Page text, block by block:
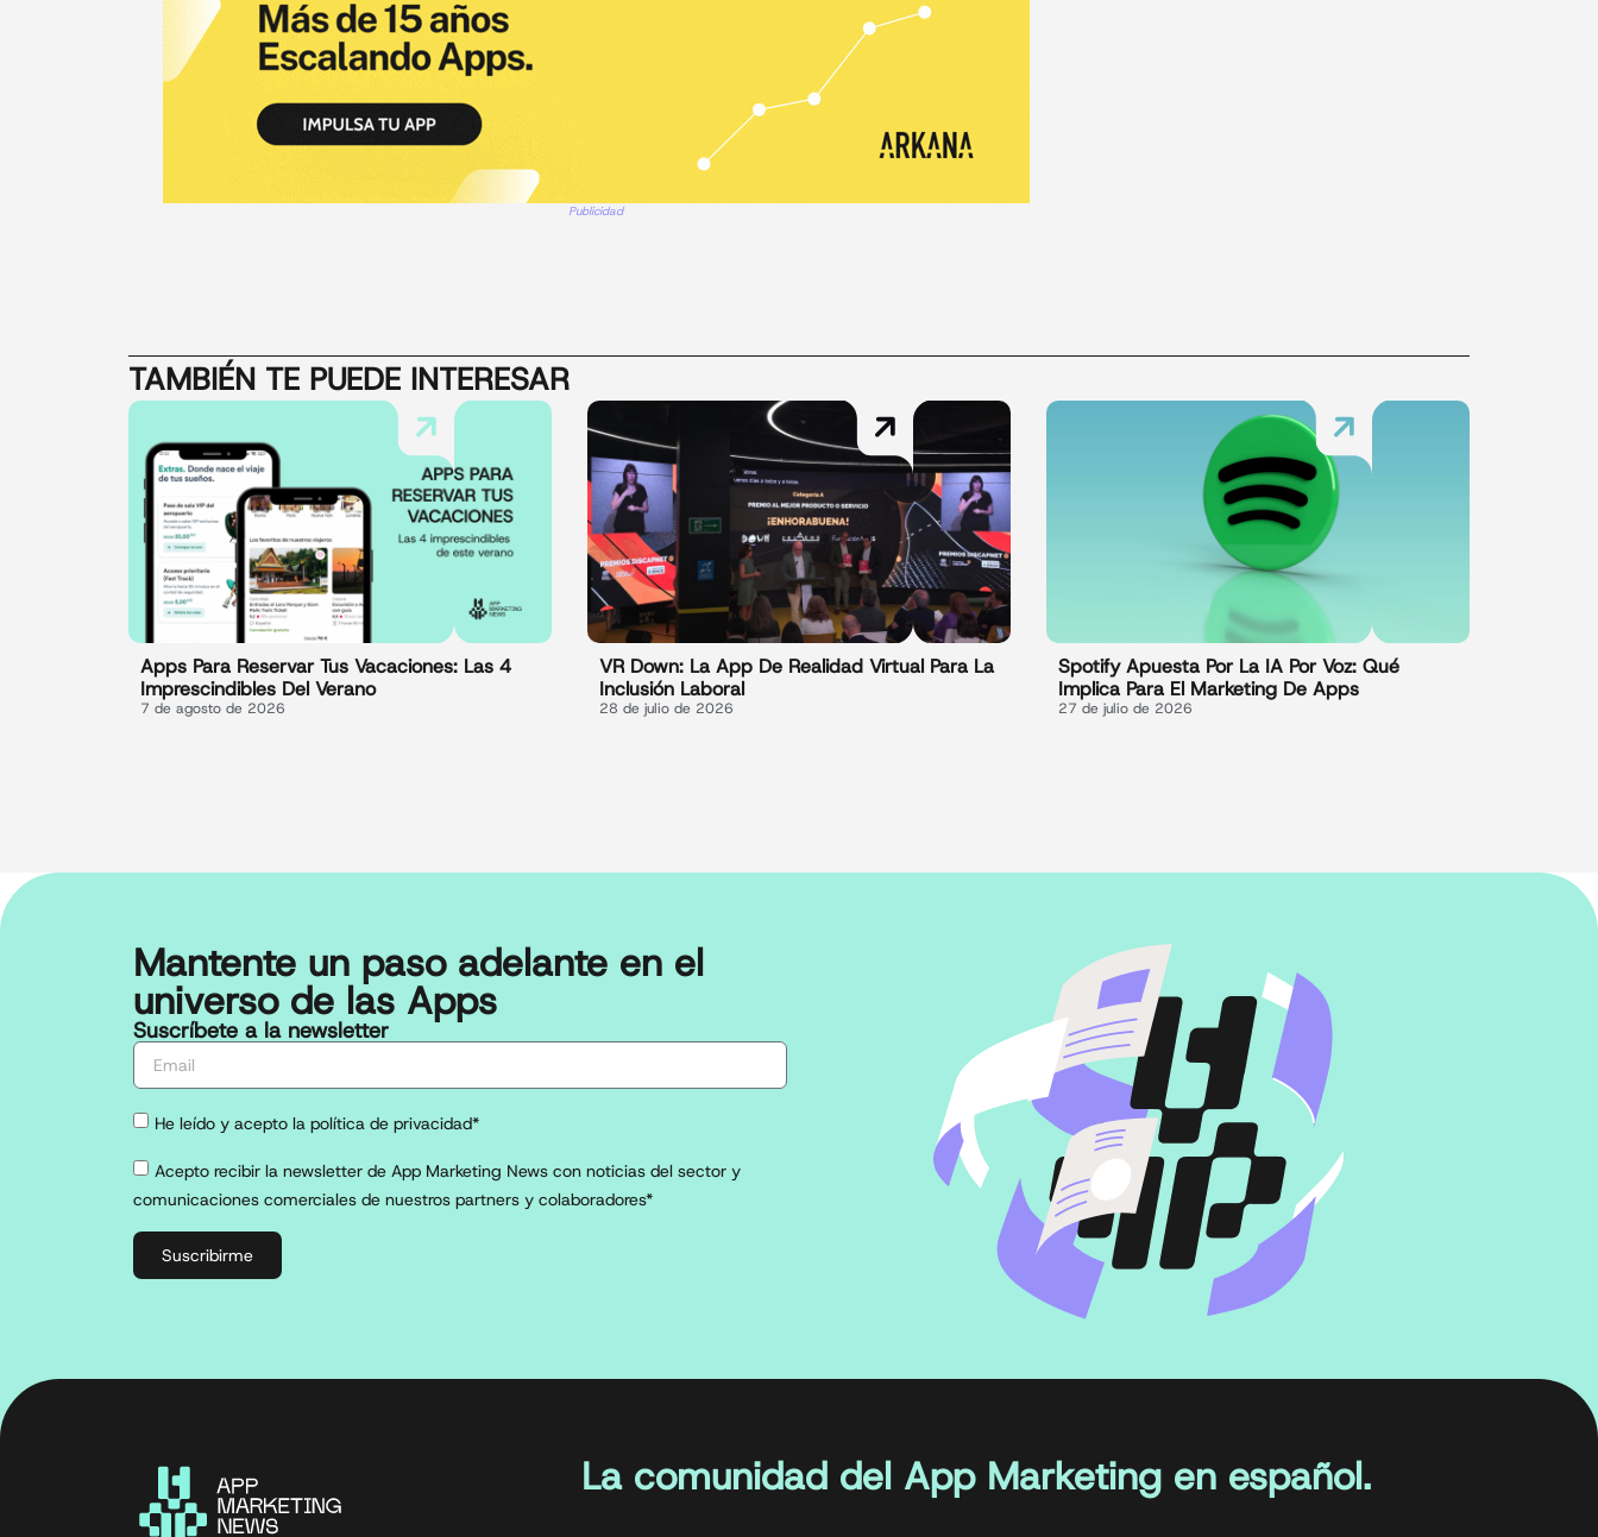
Publicidad
TAMBIÉN TE PUEDE INTERESAR
Apps Para Reservar Tus Vacaciones: Las 4
Imprescindibles Del Verano
7 de agosto de 2026
VR Down: La App De Realidad Virtual Para La
Inclusión Laboral
28 de julio de 2026
Spotify Apuesta Por La IA Por Voz: Qué
Implica Para El Marketing De Apps
27 de julio de 2026
Mantente un paso adelante en el
universo de las Apps
Suscríbete a la newsletter
He leído y acepto la política de privacidad*
Acepto recibir la newsletter de App Marketing News con noticias del sector y
comunicaciones comerciales de nuestros partners y colaboradores*
Suscribirme
La comunidad del App Marketing en español.